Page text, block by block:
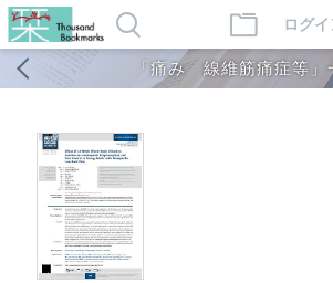
ログイ
「痛み 線維筋痛症等」